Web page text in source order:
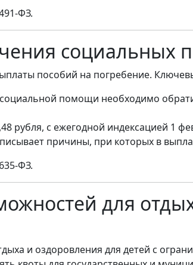
ФЗ.
социальных
пособий на погребение.
помощи необходимо
рубля, с ежегодной индексацией 1
причины, при которых в
ФЗ.
для
и оздоровления для детей с